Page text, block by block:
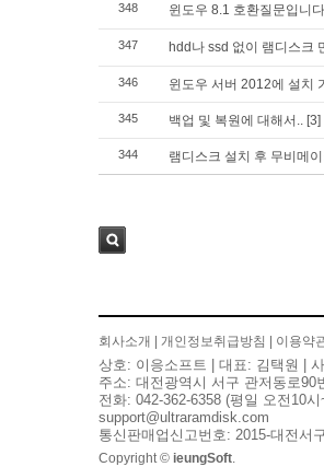
348 윈도우 8.1 호환질문입니
347 hdd나 ssd 없이 램디스크
346 윈도우 서버 2012에 설치
345 백업 및 복원에 대해서.. [3]
344 램디스크 설치 후 무비메
회사소개 개인정보취급방침 이용약
상호: 이응소프트 | 대표: 김택원 |
주소: 대전광역시 서구 관저동로90
전화: 042-362-6358 (평일 오전10
support@ultraramdisk.com
통신판매업신고번호: 2015-대전서
Copyright © ieungSoft.